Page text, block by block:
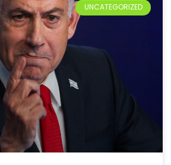
UNCATEGORIZED